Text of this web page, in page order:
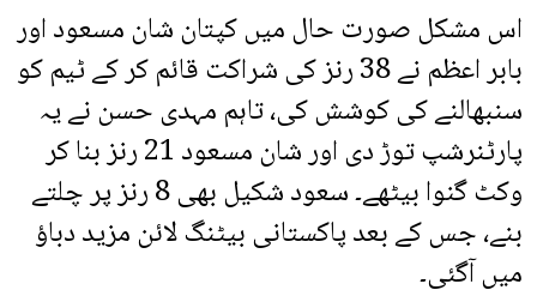
اس مشکل صورت حال میں کپتان شان مسعود اور
بابر اعظم نے 38 رنز کی شراکت قائم کر کے ٹیم کو
سنبھالنے کی کوشش کی، تاہم مہدی حسن نے یہ
پارٹنرشپ توڑ دی اور شان مسعود 21 رنز بنا کر
وکٹ گنوا بیٹھے۔ سعود شکیل بھی 8 رنز پر چلتے
بنے، جس کے بعد پاکستانی بیٹنگ لائن مزید دباؤ
میں آگئی۔